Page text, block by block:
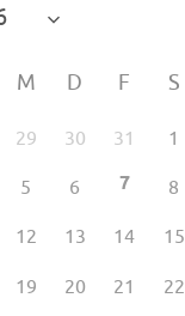
M D F S
29 30 31 1
5 6 7 8
12 13 14 15
19 20 21 22